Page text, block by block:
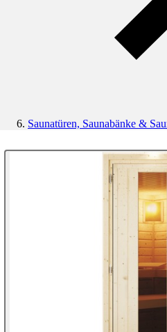
Saunatüren, Saunabänke &